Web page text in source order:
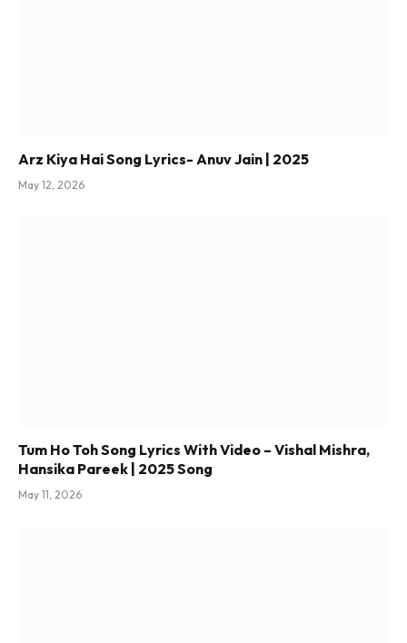
Arz Kiya Hai Song Lyrics- Anuv Jain | 2025
May 12, 2026
Tum Ho Toh Song Lyrics With Video – Vishal Mishra,
Hansika Pareek | 2025 Song
May 11, 2026